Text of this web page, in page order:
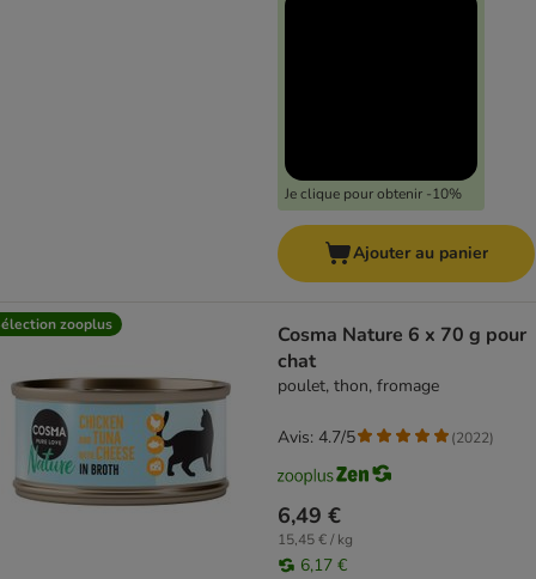
Je clique pour obtenir -10%
Ajouter au panier
zooplus
Cosma Nature 6 x 70 g pour
chat
poulet, thon, fromage
6,49 €
15,45 € / kg
6,17 €
Avis: 4.7/5 (2022)